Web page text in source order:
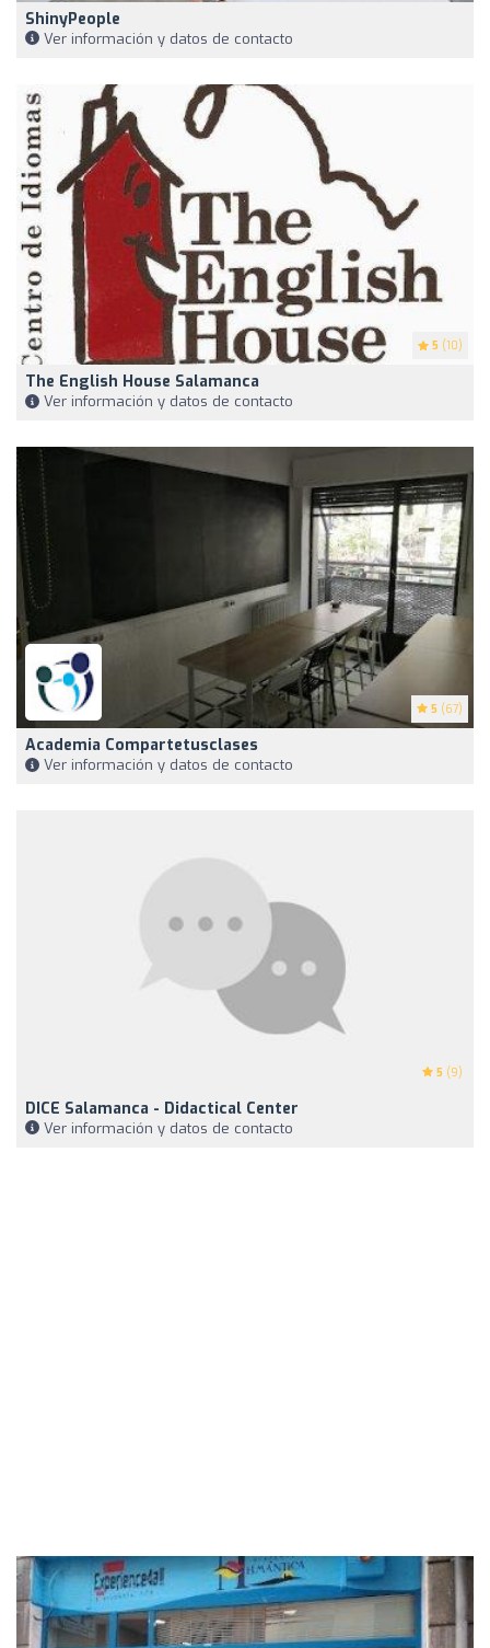
ShinyPeople
Ver información y datos de contacto
5 (10)
The English House Salamanca
Ver información y datos de contacto
5 (67)
Academia Compartetusclases
Ver información y datos de contacto
5 (9)
DICE Salamanca - Didactical Center
Ver información y datos de contacto